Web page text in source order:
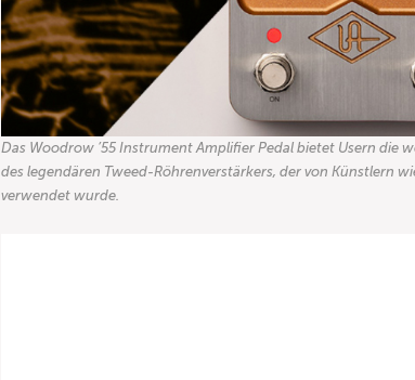
Das Woodrow ’55 Instrument Amplifier Pedal bietet Usern die
des legendären Tweed-Röhrenverstärkers, der von Künstlern
verwendet wurde.